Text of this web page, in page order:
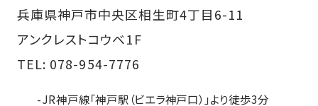
兵庫県神戸市中央区相生町4丁目6-11
アンクレストコウベ1F
TEL: 078-954-7776
-JR神戸線「神戸駅（ビエラ神戸口）」より徒歩3分